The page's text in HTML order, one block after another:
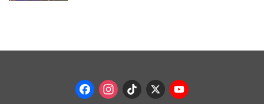
Facebook
Instagram
TikTok
X